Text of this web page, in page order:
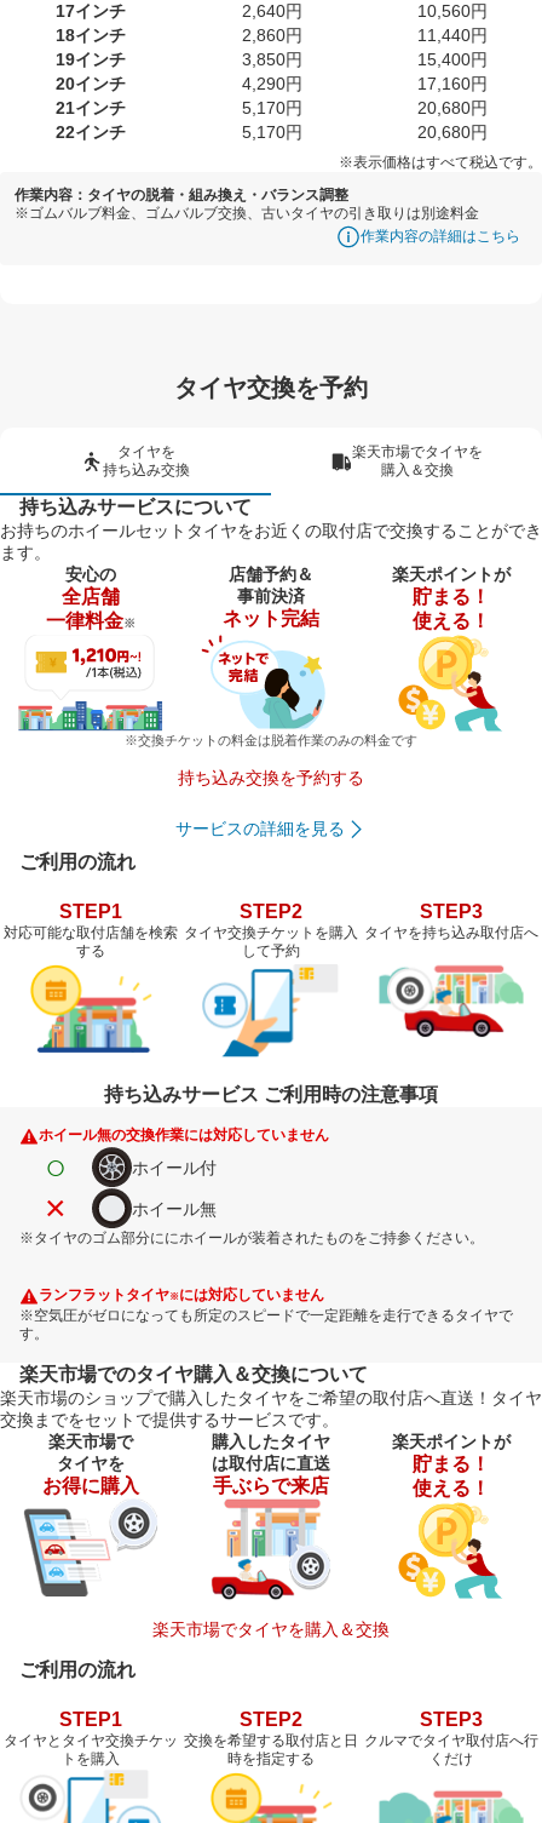
17インチ 2,640円
10,560円
18インチ
2,860円
11,440円
19インチ
3,850円
15,400円
20インチ
4,290円
17,160円
21インチ
5,170円
20,680円
22インチ
5,170円 20,680円
※表示価格はすべて税込です。
作業内容：タイヤの脱着・組み換え・バランス調整
※ゴムバルブ料金、ゴムバルブ交換、古いタイヤの引き取りは別途料金
作業内容の詳細はこちら
タイヤ交換を予約
タイヤを
持ち込み交換
楽天市場でタイヤを
購入＆交換
持ち込みサービスについて
お持ちのホイールセットタイヤをお近くの取付店で交換することができ
ます。
安心の
全店舗
一律料金※
店舗予約＆
事前決済
ネット完結
楽天ポイントが
貯まる！
使える！
※交換チケットの料金は脱着作業のみの料金です
持ち込み交換を予約する
サービスの詳細を見る
ご利用の流れ
STEP1
対応可能な取付店舗を検索
する
STEP2
タイヤ交換チケットを購入
して予約
STEP3
タイヤを持ち込み取付店へ
持ち込みサービス ご利用時の注意事項
ホイール無の交換作業には対応していません
○ ホイール付
× ホイール無
※タイヤのゴム部分ににホイールが装着されたものをご持参ください。
ランフラットタイヤ※ には対応していません
※空気圧がゼロになっても所定のスピードで一定距離を走行できるタイヤで
す。
楽天市場でのタイヤ購入＆交換について
楽天市場のショップで購入したタイヤをご希望の取付店へ直送！タイヤ
交換までをセットで提供するサービスです。
楽天市場で
タイヤを
お得に購入
購入したタイヤ
は取付店に直送
手ぶらで来店
楽天ポイントが
貯まる！
使える！
楽天市場でタイヤを購入＆交換
ご利用の流れ
STEP1
タイヤとタイヤ交換チケッ
トを購入
STEP2
交換を希望する取付店と日
時を指定する
STEP3
クルマでタイヤ取付店へ行
くだけ